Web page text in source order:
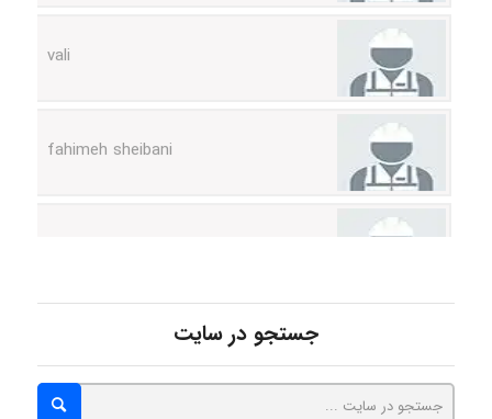
USER124
جستجو در سایت